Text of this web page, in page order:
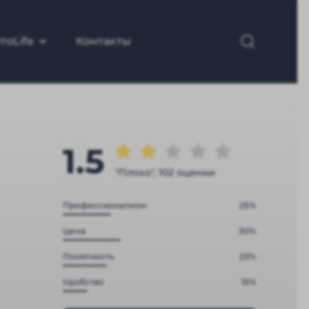
Контакты
1.5 "Плохо", 102 оценки
Профессионализм 25%
Цена 30%
Понятность 23%
Удобство 13%